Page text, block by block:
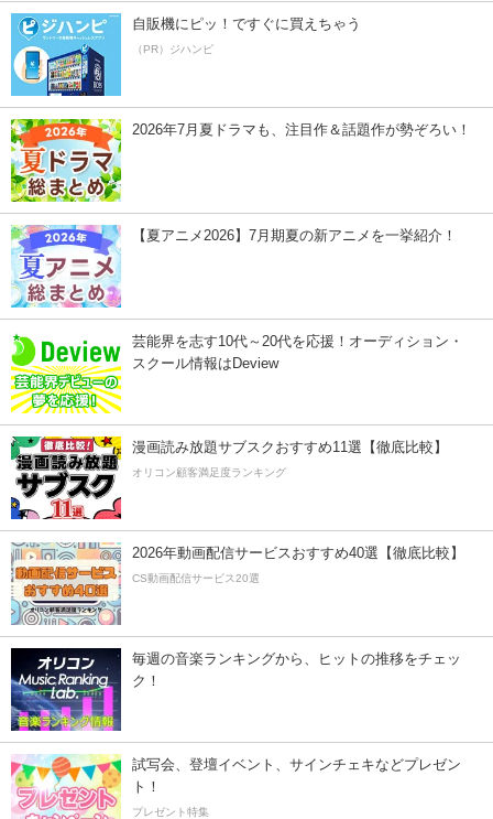
自販機にピッ！ですぐに買えちゃう
（PR）ジハンピ
2026年7月夏ドラマも、注目作＆話題作が勢ぞろい！
【夏アニメ2026】7月期夏の新アニメを一挙紹介！
芸能界を志す10代～20代を応援！オーディション・
スクール情報はDeview
漫画読み放題サブスクおすすめ11選【徹底比較】
オリコン顧客満足度ランキング
2026年動画配信サービスおすすめ40選【徹底比較】
CS動画配信サービス20選
毎週の音楽ランキングから、ヒットの推移をチェッ
ク！
試写会、登壇イベント、サインチェキなどプレゼン
ト！
プレゼント特集